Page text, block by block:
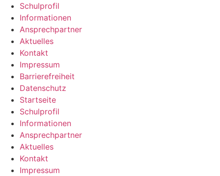
Schulprofil
Informationen
Ansprechpartner
Aktuelles
Kontakt
Impressum
Barrierefreiheit
Datenschutz
Startseite
Schulprofil
Informationen
Ansprechpartner
Aktuelles
Kontakt
Impressum